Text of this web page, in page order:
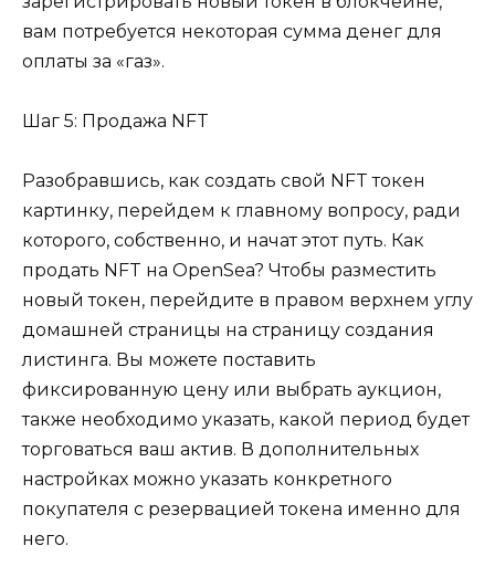
вам потребуется некоторая сумма денег для
оплаты за «газ».
Шаг 5: Продажа NFT
Разобравшись, как создать свой NFT токен
картинку, перейдем к главному вопросу, ради
которого, собственно, и начат этот путь. Как
продать NFT на OpenSea? Чтобы разместить
новый токен, перейдите в правом верхнем углу
домашней страницы на страницу создания
листинга. Вы можете поставить
фиксированную цену или выбрать аукцион,
также необходимо указать, какой период будет
торговаться ваш актив. В дополнительных
настройках можно указать конкретного
покупателя с резервацией токена именно для
него.